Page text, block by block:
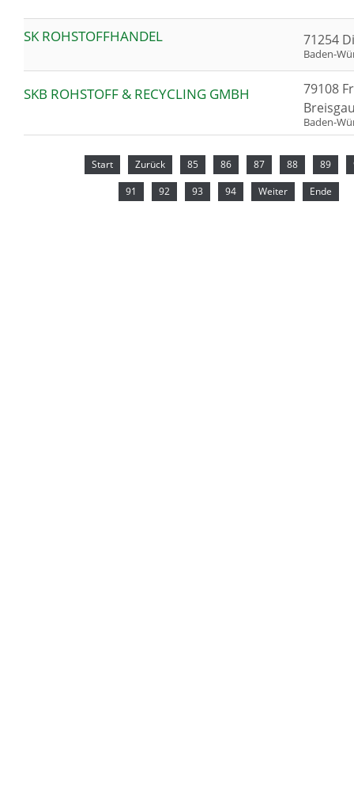
SK ROHSTOFFHANDEL 71254
Baden-
SKB ROHSTOFF & RECYCLING GMBH
79108
Baden-
Start Zurück 85 86 87 88 89
91 92 93 94 Weiter Ende